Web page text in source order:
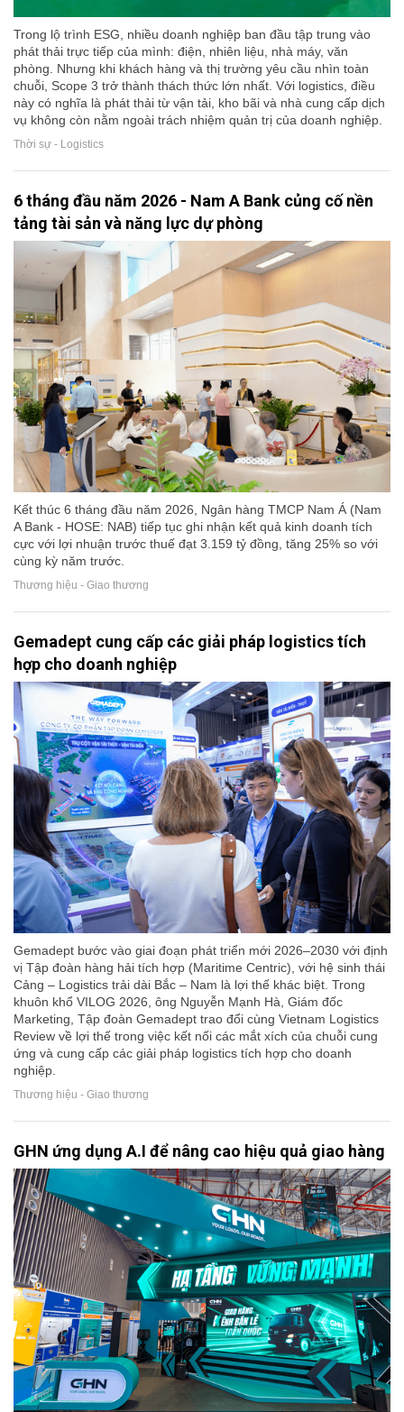
Trong lộ trình ESG, nhiều doanh nghiệp ban đầu tập trung vào
phát thải trực tiếp của mình: điện, nhiên liệu, nhà máy, văn
phòng. Nhưng khi khách hàng và thị trường yêu cầu nhìn toàn
chuỗi, Scope 3 trở thành thách thức lớn nhất. Với logistics, điều
này có nghĩa là phát thải từ vận tải, kho bãi và nhà cung cấp dịch
vụ không còn nằm ngoài trách nhiệm quản trị của doanh nghiệp.
Thời sự - Logistics
6 tháng đầu năm 2026 - Nam A Bank củng cố nền
tảng tài sản và năng lực dự phòng
Kết thúc 6 tháng đầu năm 2026, Ngân hàng TMCP Nam Á (Nam
A Bank - HOSE: NAB) tiếp tục ghi nhận kết quả kinh doanh tích
cực với lợi nhuận trước thuế đạt 3.159 tỷ đồng, tăng 25% so với
cùng kỳ năm trước.
Thương hiệu - Giao thương
Gemadept cung cấp các giải pháp logistics tích
hợp cho doanh nghiệp
Gemadept bước vào giai đoạn phát triển mới 2026–2030 với định
vị Tập đoàn hàng hải tích hợp (Maritime Centric), với hệ sinh thái
Cảng – Logistics trải dài Bắc – Nam là lợi thế khác biệt. Trong
khuôn khổ VILOG 2026, ông Nguyễn Mạnh Hà, Giám đốc
Marketing, Tập đoàn Gemadept trao đổi cùng Vietnam Logistics
Review về lợi thế trong việc kết nối các mắt xích của chuỗi cung
ứng và cung cấp các giải pháp logistics tích hợp cho doanh
nghiệp.
Thương hiệu - Giao thương
GHN ứng dụng A.I để nâng cao hiệu quả giao hàng